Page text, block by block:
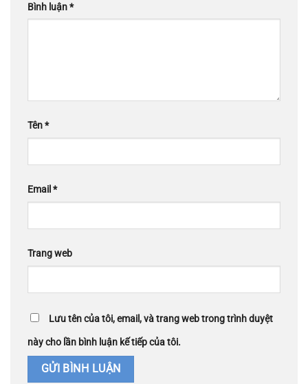
Bình luận*
Tên*
Email *
Trang web
Lưu tên của tôi, email, và trang web trong trình duyệt
này cho lần bình luận kế tiếp của tôi.